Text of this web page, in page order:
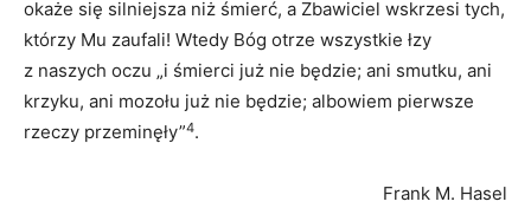
okaże się silniejsza niż śmierć, a Zbawiciel wskrzesi tych,
którzy Mu zaufali! Wtedy Bóg otrze wszystkie łzy
z naszych oczu „i śmierci już nie będzie; ani smutku, ani
krzyku, ani mozołu już nie będzie; albowiem pierwsze
rzeczy przeminęły”4.
Frank M. Hasel